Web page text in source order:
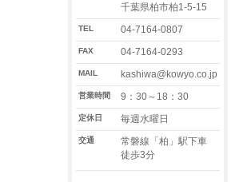
千葉県柏市柏1-5-15
TEL 04-7164-0807
FAX 04-7164-0293
MAIL kashiwa@kowyo.co.jp
営業時間 9：30～18：30
定休日 毎週水曜日
交通
常磐線「柏」駅下車
徒歩3分